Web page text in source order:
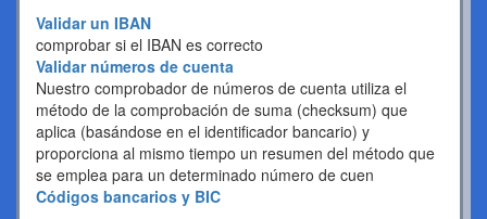
Validar un IBAN
comprobar si el IBAN es correcto
Validar números de cuenta
Nuestro comprobador de números de cuenta utiliza el
método de la comprobación de suma (checksum) que
aplica (basándose en el identificador bancario) y
proporciona al mismo tiempo un resumen del método que
se emplea para un determinado número de cuen
Códigos bancarios y BIC